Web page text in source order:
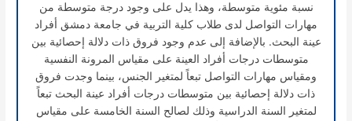
نسبة مئوية متوسطة، وهذا يدل على وجود درجة متوسطة من
مهارات التواصل لدى طلاب كلية التربية في جامعة دمشق أفراد
عينة البحث. بالإضافة إلى عدم وجود فروق ذات دلالة إحصائية بين
متوسطات درجات أفراد العينة على مقياس المرونة النفسية
ومقياس مهارات التواصل تبعاً لمتغير الجنس، بينما وجدت فروق
ذات دلالة إحصائية بين متوسطات درجات أفراد عينة البحث تبعاً
لمتغير السنة الدراسية وذلك لصالح السنة الخامسة على مقياس